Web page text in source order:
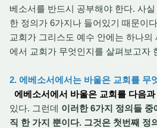
베소서를 반드시 공부해야 한다. 사
한 정의가 6가지나 들어있기 때문이
교회가 그리스도 예수 안에는 하나의
에서 교회가 무엇인지를 살펴보고자
2. 에베소서에서는 바울은 교회를 무
에베소서에서 바울은 교회를 다음
있다. 그런데 이러한 6가지 정의들
직 한 가지 뿐이다. 그것은 첫번째 정